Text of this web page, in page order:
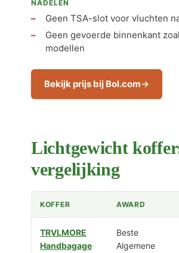
NADELEN
Geen TSA-slot voor vluchten
Geen gevoerde binnenkant
modellen
Bekijk prijs bij Bol.com
Lichtgewicht
vergelijking
KOFFER AWARD
TRVLMORE
Handbagage
Beste
Algemene